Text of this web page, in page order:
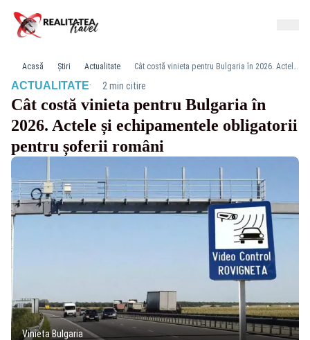
Acasă Știri Actualitate Cât costă vinieta pentru Bulgaria în 2026. Actele și echipamentele obligatorii pentru șoferii români
ACTUALITATE· 2 min citire
Cât costă vinieta pentru Bulgaria în
2026. Actele și echipamentele obligatorii
pentru șoferii români
Vinieta Bulgaria